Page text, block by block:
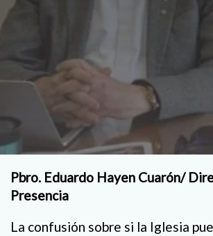
Pbro. Eduardo Hayen Cuarón/
Presencia
La confusión sobre si la Iglesia